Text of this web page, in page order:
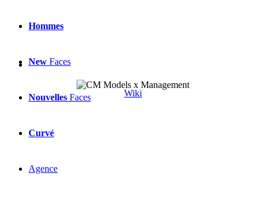
Hommes
New Faces
Nouvelles Faces
Curvé
Agence
Wiki